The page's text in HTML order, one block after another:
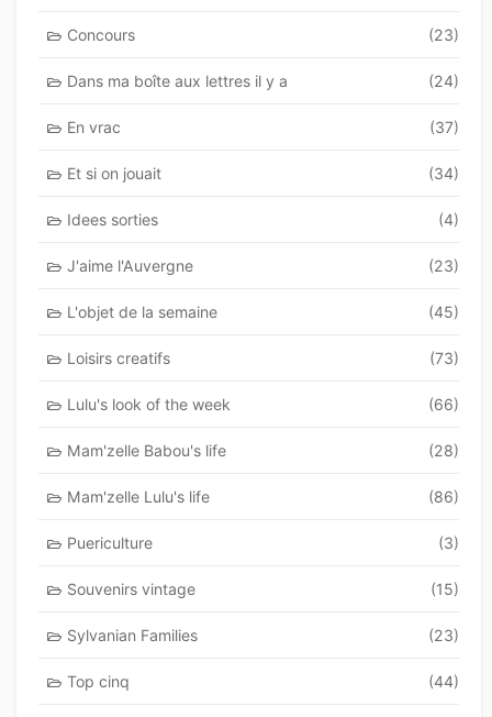
Concours (23)
Dans ma boîte aux lettres il y a (24)
En vrac (37)
Et si on jouait (34)
Idees sorties (4)
J'aime l'Auvergne (23)
L'objet de la semaine (45)
Loisirs creatifs (73)
Lulu's look of the week (66)
Mam'zelle Babou's life (28)
Mam'zelle Lulu's life (86)
Puericulture (3)
Souvenirs vintage (15)
Sylvanian Families (23)
Top cinq (44)